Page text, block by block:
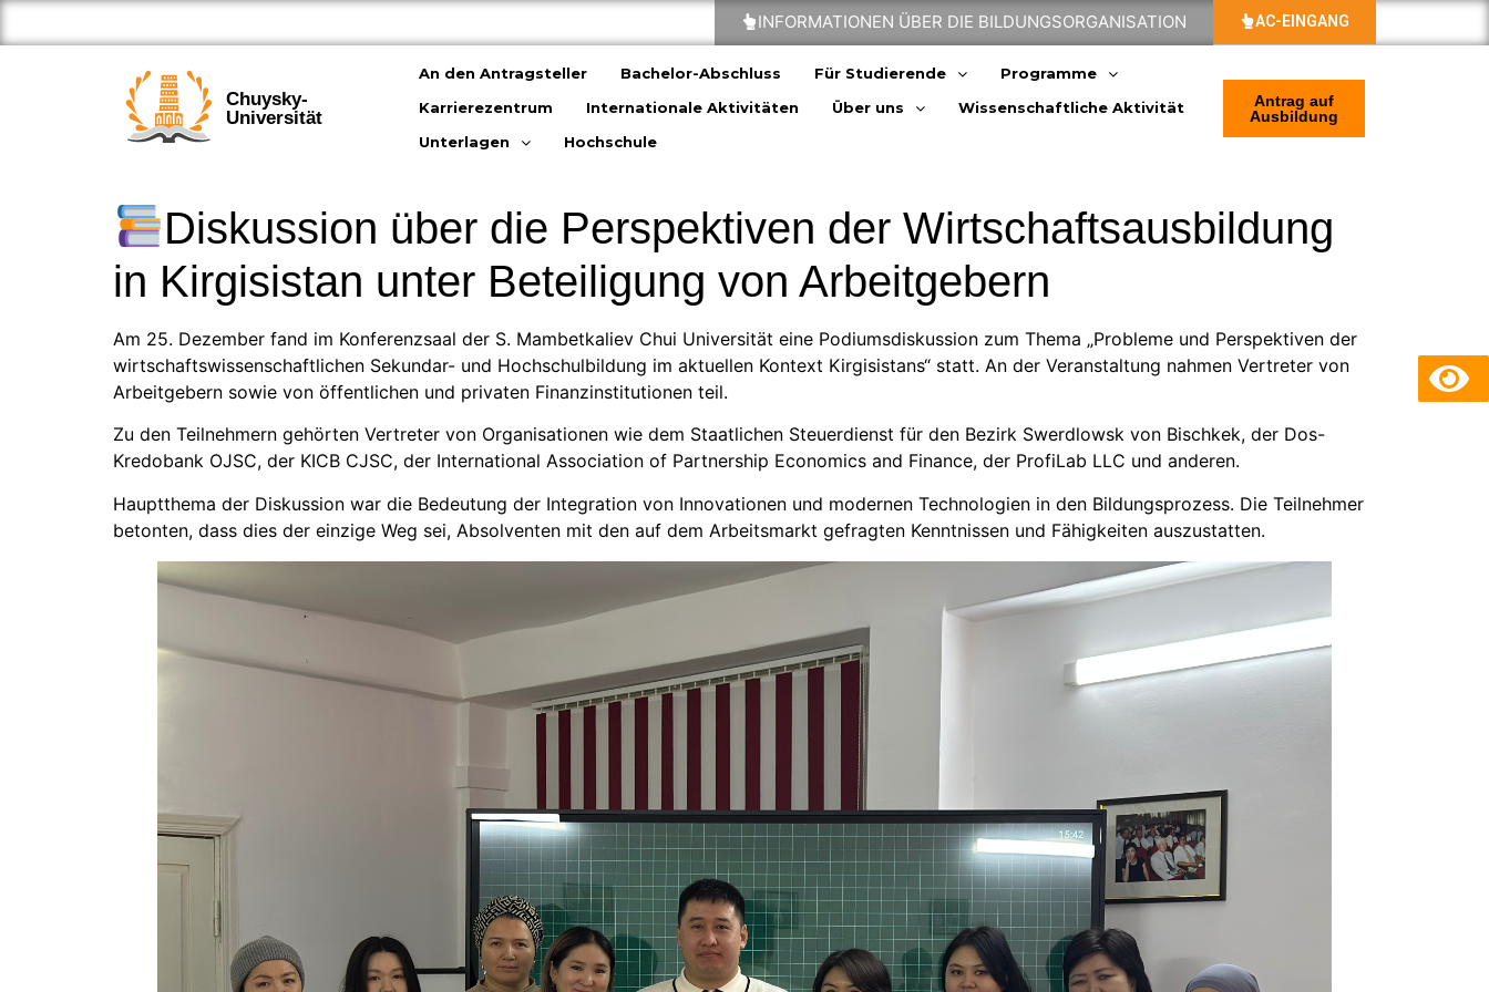
INFORMATIONEN ÜBER DIE BILDUNGSORGANISATION AC-EINGANG
Chuysky-
Universität
An den Antragsteller Bachelor-Abschluss Für Studierende
Programme
Karrierezentrum
Internationale Aktivitäten Über uns
Wissenschaftliche Aktivität
Unterlagen
Hochschule
Antrag auf
Ausbildung
Diskussion über die Perspektiven der Wirtschaftsausbildung
in Kirgisistan unter Beteiligung von Arbeitgebern
Am 25. Dezember fand im Konferenzsaal der S. Mambetkaliev Chui Universität eine Podiumsdiskussion zum Thema „Probleme und Perspektiven der
wirtschaftswissenschaftlichen Sekundar- und Hochschulbildung im aktuellen Kontext Kirgisistans“ statt. An der Veranstaltung nahmen Vertreter von
Arbeitgebern sowie von öffentlichen und privaten Finanzinstitutionen teil.
Zu den Teilnehmern gehörten Vertreter von Organisationen wie dem Staatlichen Steuerdienst für den Bezirk Swerdlowsk von Bischkek, der Dos-
Kredobank OJSC, der KICB CJSC, der International Association of Partnership Economics and Finance, der ProfiLab LLC und anderen.
Hauptthema der Diskussion war die Bedeutung der Integration von Innovationen und modernen Technologien in den Bildungsprozess. Die Teilnehmer
betonten, dass dies der einzige Weg sei, Absolventen mit den auf dem Arbeitsmarkt gefragten Kenntnissen und Fähigkeiten auszustatten.